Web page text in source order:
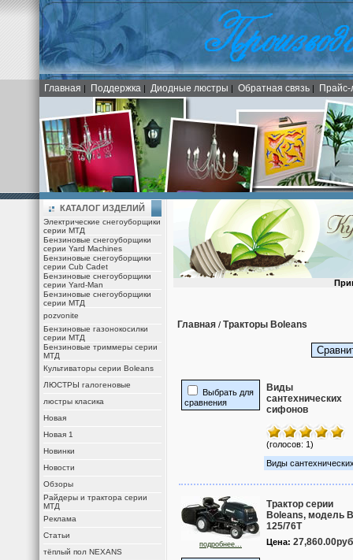
Главная | Поддержка | Диодные люстры | Обратная связь | Прайс-
КАТАЛОГ ИЗДЕЛИЙ
Электрические снегоуборщики
серии МТД
Бензиновые снегоуборщики
серии Yard Machines
Бензиновые снегоуборщики
серии Cub Cadet
Бензиновые снегоуборщики
серии Yard-Man
Бензиновые снегоуборщики
серии МТД
pozvonite
Бензиновые газонокосилки
серии МТД
Бензиновые триммеры серии
МТД
Культиваторы серии Boleans
ЛЮСТРЫ галогеновые
люстры класика
Новая
Новая 1
Новинки
Новости
Обзоры
Райдеры и трактора серии
МТД
Реклама
Статьи
тёплый пол NEXANS
Главная / Тракторы Boleans
Выбрать для
сравнения
Виды
сантехнических
сифонов
(голосов: 1)
Виды
подробнее...
Трактор серии
Boleans, модель
125/76T
Цена: